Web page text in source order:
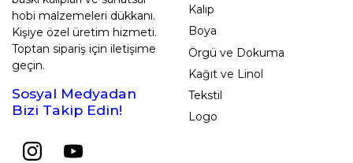
hobi malzemeleri dükkanı.
Kişiye özel üretim hizmeti.
Toptan sipariş için iletişime
geçin.
Sosyal Medyadan
Bizi Takip Edin!
Kalıp
Boya
Örgü ve Dokuma
Kağıt ve Linol
Tekstil
Logo